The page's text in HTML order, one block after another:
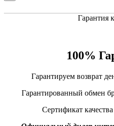
Гарантия
100%
Гарантируем возврат
Гарантированный обмен
Сертификат